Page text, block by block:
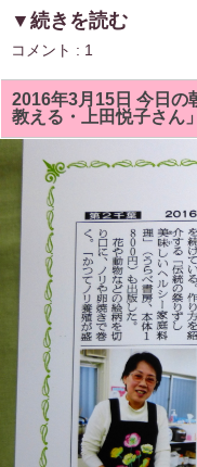
▼続きを読む
コメント : 1
2016年3月15日 今日の
教える・上田悦子さん